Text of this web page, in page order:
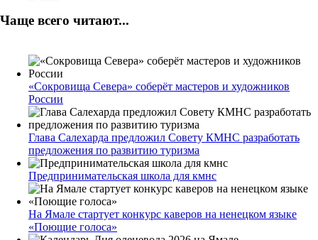
Чаще всего читают...
«Сокровища Севера» соберёт мастеров и художников
России
Глава Салехарда предложил Совету КМНС разработать
предложения по развитию туризма
Предпринимательская школа для кмнс
На Ямале стартует конкурс каверов на ненецком языке
«Поющие голоса»